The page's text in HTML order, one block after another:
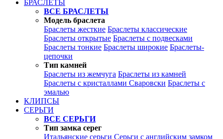
БРАСЛЕТЫ
ВСЕ БРАСЛЕТЫ
Модель браслета
Браслеты жесткие Браслеты классические
Браслеты открытые Браслеты с подвесками
Браслеты тонкие Браслеты широкие Браслеты-
цепочки
Тип камней
Браслеты из жемчуга Браслеты из камней
Браслеты с кристаллами Сваровски Браслеты с
эмалью
КЛИПСЫ
СЕРЬГИ
ВСЕ СЕРЬГИ
Тип замка серег
Итальянские серьги Серьги с английским замком